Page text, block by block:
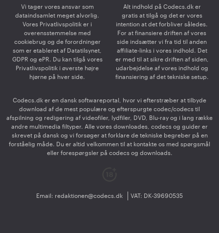
Vi tager vores ansvar som
dataindsamlet meget alvorlig.
Vores Privatlivspolitik er i
overensstemmelse med
cookiebrug og de forordninger
som er etableret af Datatilsynet,
GDPR og ePR. Du kan tilgå vores
Privatlivspolitik i øverste højre
hjørne på hver side.
Alt indhold på Codecs.dk er
gratis at tilgå og det er vores
intention at det forbliver således.
For at finansiere driften af vores
side indsætter vi fra tid til anden
affiliate-links i vores indhold. Det
er med til at sikre driften af siden,
udarbejdelse af vores indhold og
finansiering af det tekniske setup.
Codecs.dk er en dansk softwareportal, hvor vi efterstræber at tilbyde
download af de mest populære og efterspurgte codec/codecs til
afspilning og redigering af videofiler, lydfiler, DVD, Blu-ray og i lang række
andre multimedia filtyper. Alle vores downloades, codecs og guider er
skrevet på dansk og vi forsøger at forklare de tekniske begreber på en
forståelig måde. Du er altid velkommen til at kontakte os med spørgsmål
eller forespørgsler på codecs og downloads.
Email: redaktionen@codecs.dk VAT: DK-39690535